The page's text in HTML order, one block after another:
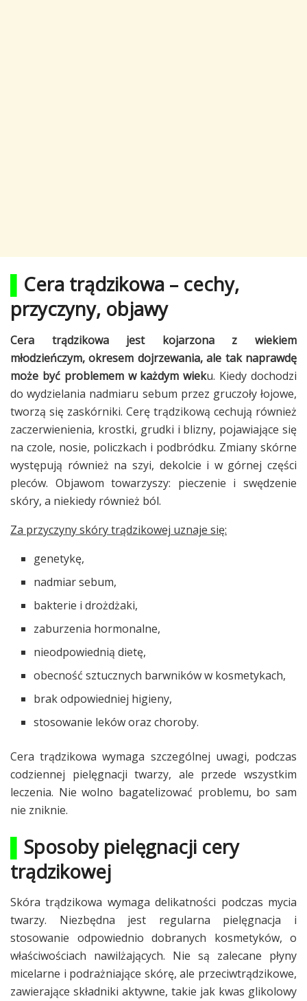
Cera trądzikowa – cechy,
przyczyny, objawy
Cera trądzikowa jest kojarzona z wiekiem
młodzieńczym, okresem dojrzewania, ale tak naprawdę
może być problemem w każdym wieku. Kiedy dochodzi
do wydzielania nadmiaru sebum przez gruczoły łojowe,
tworzą się zaskórniki. Cerę trądzikową cechują również
zaczerwienienia, krostki, grudki i blizny, pojawiające się
na czole, nosie, policzkach i podbródku. Zmiany skórne
występują również na szyi, dekolcie i w górnej części
pleców. Objawom towarzyszy: pieczenie i swędzenie
skóry, a niekiedy również ból.
Za przyczyny skóry trądzikowej uznaje się:
genetykę,
nadmiar sebum,
bakterie i drożdżaki,
zaburzenia hormonalne,
nieodpowiednią dietę,
obecność sztucznych barwników w kosmetykach,
brak odpowiedniej higieny,
stosowanie leków oraz choroby.
Cera trądzikowa wymaga szczególnej uwagi, podczas
codziennej pielęgnacji twarzy, ale przede wszystkim
leczenia. Nie wolno bagatelizować problemu, bo sam
nie zniknie.
Sposoby pielęgnacji cery
trądzikowej
Skóra trądzikowa wymaga delikatności podczas mycia
twarzy. Niezbędna jest regularna pielęgnacja i
stosowanie odpowiednio dobranych kosmetyków, o
właściwościach nawilżających. Nie są zalecane płyny
micelarne i podrażniające skórę, ale przeciwtrądzikowe,
zawierające składniki aktywne, takie jak kwas glikolowy